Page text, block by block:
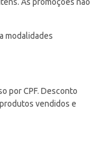
As promoções não
modalidades
por CPF. Desconto
vendidos e